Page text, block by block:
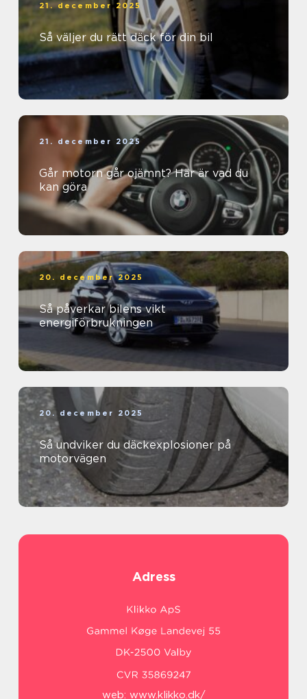
21. december 2025
Så väljer du rätt däck för din bil
21. december 2025
Går motorn går ojämnt? Här är vad du
kan göra
20. december 2025
Så påverkar bilens vikt
energiförbrukningen
20. december 2025
Så undviker du däckexplosioner på
motorvägen
Adress
web: www.klikko.dk/